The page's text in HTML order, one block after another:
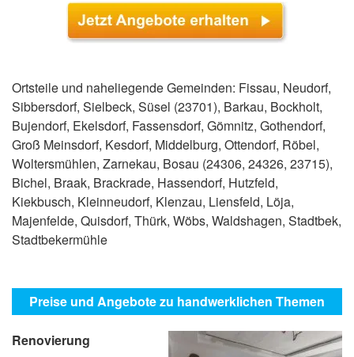
Ortsteile und naheliegende Gemeinden: Fissau, Neudorf,
Sibbersdorf, Sielbeck, Süsel (23701), Barkau, Bockholt,
Bujendorf, Ekelsdorf, Fassensdorf, Gömnitz, Gothendorf,
Groß Meinsdorf, Kesdorf, Middelburg, Ottendorf, Röbel,
Woltersmühlen, Zarnekau, Bosau (24306, 24326, 23715),
Bichel, Braak, Brackrade, Hassendorf, Hutzfeld,
Kiekbusch, Kleinneudorf, Klenzau, Liensfeld, Löja,
Majenfelde, Quisdorf, Thürk, Wöbs, Waldshagen, Stadtbek,
Stadtbekermühle
Preise und Angebote zu handwerklichen Themen
Renovierung